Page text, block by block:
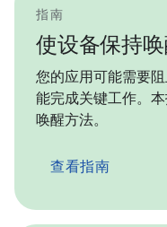
指南
使设备保持
您的应用可能需要
能完成关键工作。
唤醒方法。
查看指南